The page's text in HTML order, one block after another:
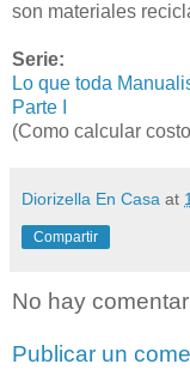
son materiales
Serie:
Lo que toda
Parte I
(Como calcular
Diorizella En Casa at
Compartir
No hay
Publicar un